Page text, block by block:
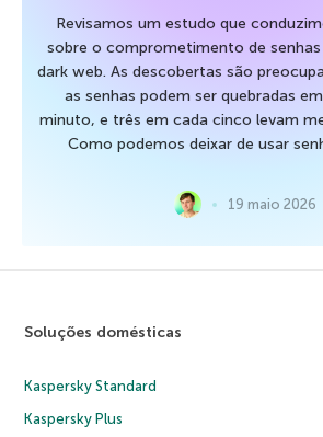
Revisamos um estudo que
sobre o comprometimento de senhas
dark web. As descobertas são
as senhas podem ser quebradas
minuto, e três em cada cinco levam
Como podemos deixar de usar
19 maio 2026
Soluções domésticas
Kaspersky Standard
Kaspersky Plus